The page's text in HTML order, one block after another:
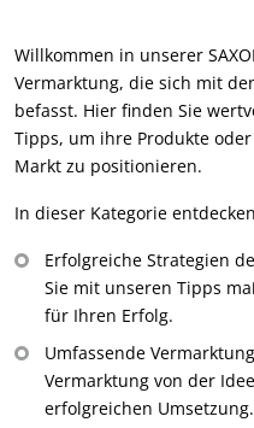
Willkommen in unserer
Vermarktung, die sich mit
befasst. Hier finden Sie
Tipps, um ihre Produkte
Markt zu positionieren.
In dieser Kategorie
Erfolgreiche Strategien
Sie mit unseren Tipps
für Ihren Erfolg.
Umfassende
Vermarktung von der
erfolgreichen Umsetzung.